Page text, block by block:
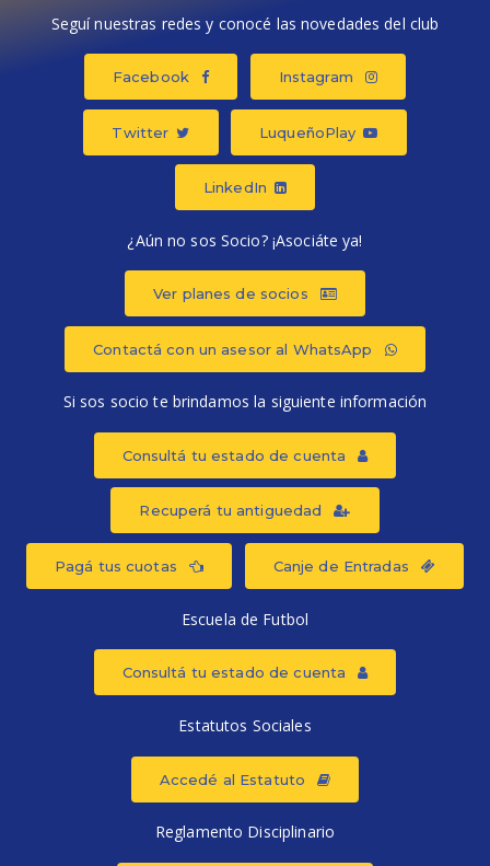
Seguí nuestras redes y conocé las novedades del club
Facebook Instagram
Twitter LuqueñoPlay
LinkedIn
¿Aún no sos Socio? ¡Asociáte ya!
Ver planes de socios
Contactá con un asesor al WhatsApp
Si sos socio te brindamos la siguiente información
Consultá tu estado de cuenta
Recuperá tu antiguedad
Pagá tus cuotas Canje de Entradas
Escuela de Futbol
Consultá tu estado de cuenta
Estatutos Sociales
Accedé al Estatuto
Reglamento Disciplinario